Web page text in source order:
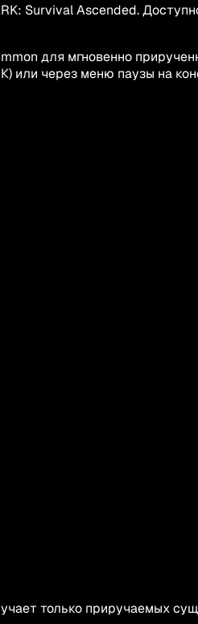
Survival Ascended.
для мгновенно
или через меню паузы на
только приручаемых